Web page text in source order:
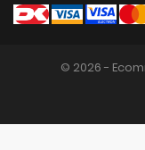
© 2026 -